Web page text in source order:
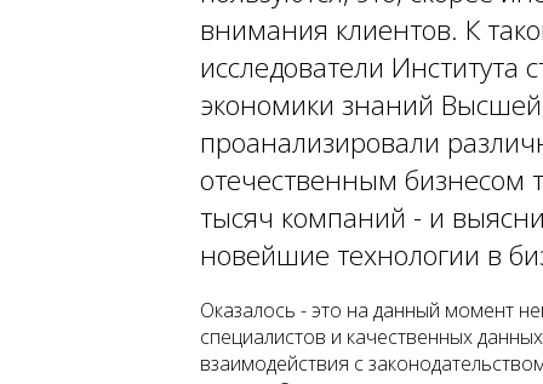
внимания клиентов. К
исследователи Института
экономики знаний
проанализировали
отечественным бизнесом
тысяч компаний - и
новейшие технологии в
Оказалось - это на данный момент
специалистов и качественных
взаимодействия с